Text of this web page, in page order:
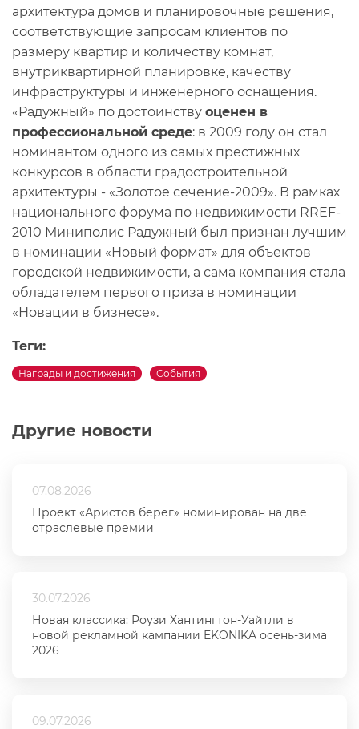
Другие новости
07.08.2026
Проект «Аристов берег» номинирован на две
отраслевые премии
30.07.2026
Новая классика: Роузи Хантингтон-Уайтли в
новой рекламной кампании EKONIKA осень-зима
2026
09.07.2026
архитектура домов и планировочные решения,
соответствующие запросам клиентов по
размеру квартир и количеству комнат,
внутриквартирной планировке, качеству
инфраструктуры и инженерного оснащения.
«Радужный» по достоинству оценен в
профессиональной среде: в 2009 году он стал
номинантом одного из самых престижных
конкурсов в области градостроительной
архитектуры - «Золотое сечение-2009». В рамках
национального форума по недвижимости RREF-
2010 Миниполис Радужный был признан лучшим
в номинации «Новый формат» для объектов
городской недвижимости, а сама компания стала
обладателем первого приза в номинации
«Новации в бизнесе».
Теги:
Награды и достижения События